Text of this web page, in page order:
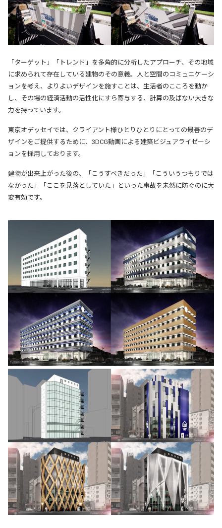
「ターゲット」「トレンド」を多角的に分析したアプローチ、その地域
に求められて存在している建物のその意義。人と空間のコミュニケーシ
ョンを考え、よりよいデザインを施すことは、生活者のこころを動か
し、その場の経済活動の活性化にすら寄与する、計算の及ばない大きな
力を持っています。
東京オデッセイでは、クライアント様ひとりひとりにとっての最善のデ
ザインをご提供するために、3DCG動画による建築ビジュアライゼーシ
ョンを採用しております。
建物が出来上がった後の、「こうすべきだった」「こういうつもりでは
なかった」「ここを見落としていた」といった事故を未然に防ぐのに大
変有効です。